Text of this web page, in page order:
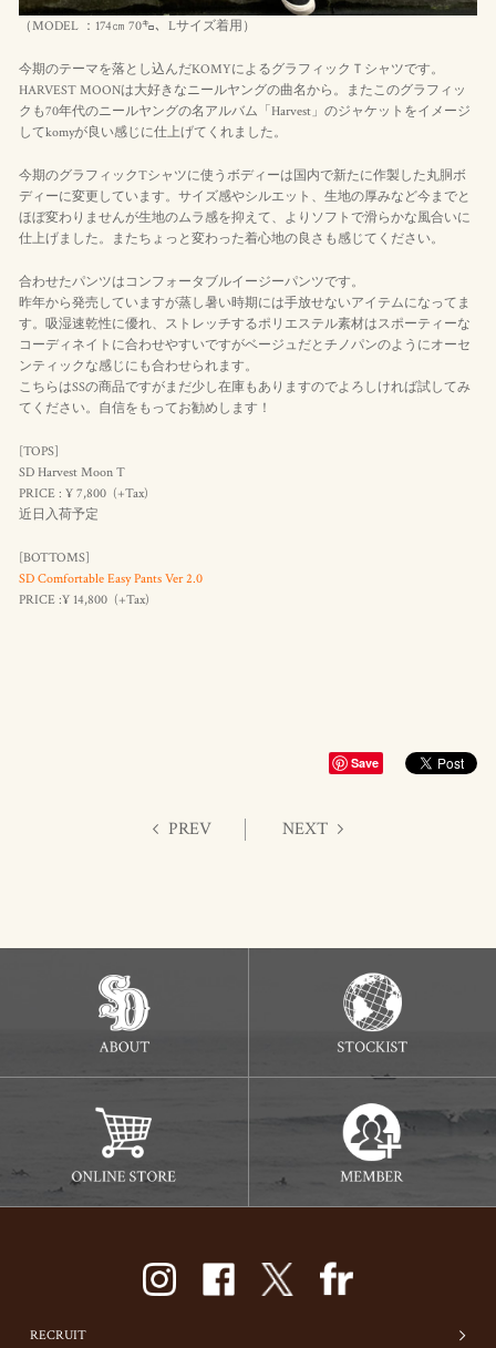
（MODEL ：174㎝ 70㌔、Lサイズ着用）
今期のテーマを落とし込んだKOMYによるグラフィックＴシャツです。
HARVEST MOONは大好きなニールヤングの曲名から。またこのグラフィッ
クも70年代のニールヤングの名アルバム「Harvest」のジャケットをイメージ
してkomyが良い感じに仕上げてくれました。
今期のグラフィックTシャツに使うボディーは国内で新たに作製した丸胴ボ
ディーに変更しています。サイズ感やシルエット、生地の厚みなど今までと
ほぼ変わりませんが生地のムラ感を抑えて、よりソフトで滑らかな風合いに
仕上げました。またちょっと変わった着心地の良さも感じてください。
合わせたパンツはコンフォータブルイージーパンツです。
昨年から発売していますが蒸し暑い時期には手放せないアイテムになってま
す。吸湿速乾性に優れ、ストレッチするポリエステル素材はスポーティーな
コーディネイトに合わせやすいですがベージュだとチノパンのようにオーセ
ンティックな感じにも合わせられます。
こちらはSSの商品ですがまだ少し在庫もありますのでよろしければ試してみ
てください。自信をもってお勧めします！
[TOPS]
SD Harvest Moon T
PRICE : ¥ 7,800 (+Tax)
近日入荷予定
[BOTTOMS]
SD Comfortable Easy Pants Ver 2.0
PRICE :¥ 14,800 (+Tax)
Save
PREV NEXT
RECRUIT